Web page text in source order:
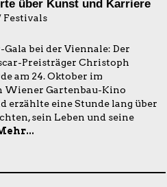
über Kunst und Karriere
Festivals
Gala bei der Viennale: Der
Preisträger Christoph
am 24. Oktober im
Wiener Gartenbau-Kino
erzählte eine Stunde lang über
sein Leben und seine